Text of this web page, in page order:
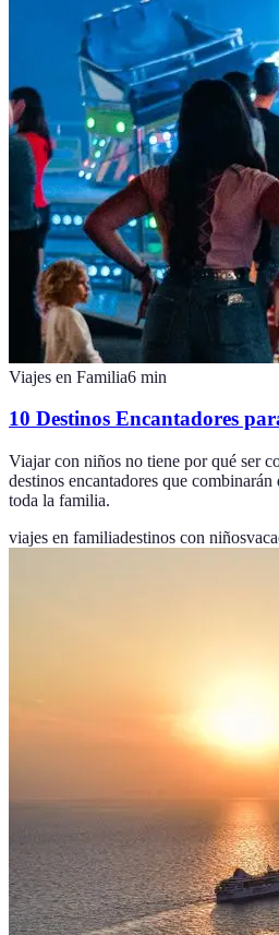
Viajes en Familia6 min
10 Destinos Encantadores
Viajar con niños no tiene por qué ser
destinos encantadores que
toda la familia.
viajes en familiadestinos con niños